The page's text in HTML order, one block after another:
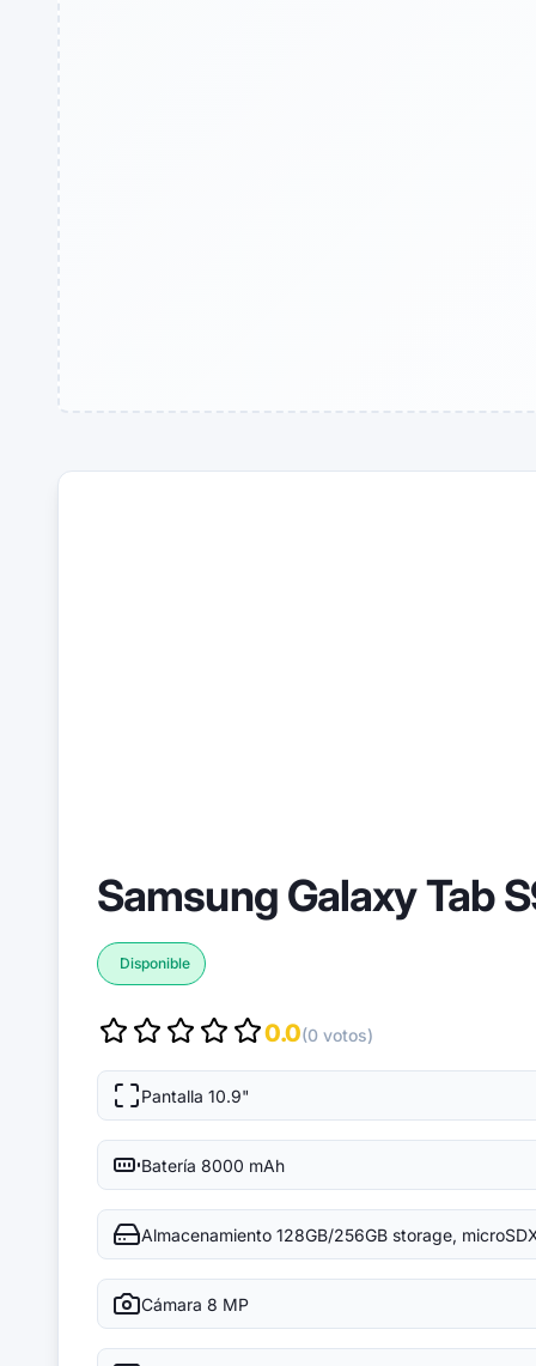
Samsung Galaxy Tab
Disponible
0.0(0 votos)
Pantalla 10.9"
Batería 8000 mAh
Almacenamiento 128GB/256GB storage,
Cámara 8 MP